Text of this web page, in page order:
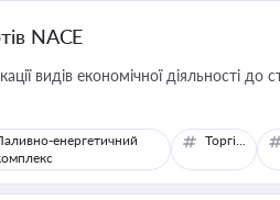
NACE
видів економічної діяльності до
енергетичний
Торгівля